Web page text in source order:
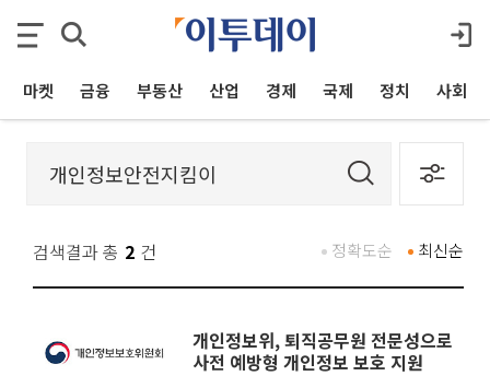
마켓 금융 부동산 산업 경제 국제 정치 사회
검색결과 총 2 건 최신순
정확도순
개인정보위, 퇴직공무원 전문성으로
사전 예방형 개인정보 보호 지원